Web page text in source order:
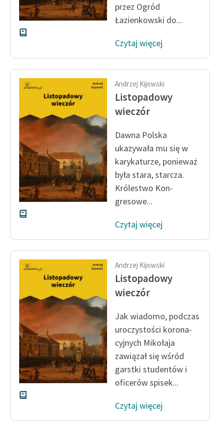
przez Ogród
Łazienkowski do...
Czytaj więcej
Andrzej Kijowski
Listopadowy
wieczór
Dawna Polska
ukazywała mu się w
karykatu­rze, ponieważ
była stara, starcza.
Królestwo Kon­
gresowe...
Czytaj więcej
Andrzej Kijowski
Listopadowy
wieczór
Jak wiadomo, podczas
uroczystości korona­
cyjnych Mikołaja
zawiązał się wśród
garstki studentów i
oficerów spisek...
Czytaj więcej